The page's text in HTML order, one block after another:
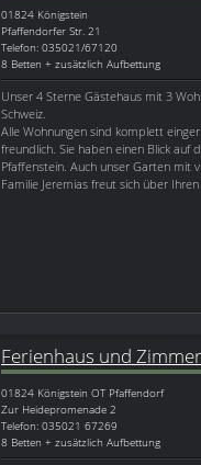
01824 Königstein
Pfaffendorfer Str. 21
Telefon: 035021/67120
8 Betten + zusätzlich Aufbettung
Unser 4 Sterne Gästehaus mit 3
Schweiz.
Alle Wohnungen sind komplett
freundlich. Sie haben einen Blick auf
Pfaffenstein. Auch unser Garten mit
Familie Jeremias freut sich über Ihren
Ferienhaus und
01824 Königstein OT Pfaffendorf
Zur Heidepromenade 2
Telefon: 035021 67269
8 Betten + zusätzlich Aufbettung